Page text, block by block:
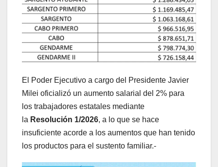
El Poder Ejecutivo a cargo del Presidente Javier
Milei oficializó un aumento salarial del 2% para
los trabajadores estatales mediante
la Resolución 1/2026, a lo que se hace
insuficiente acorde a los aumentos que han tenido
los productos para el sustento familiar.-